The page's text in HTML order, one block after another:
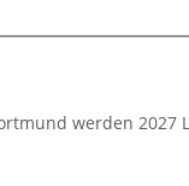
werden